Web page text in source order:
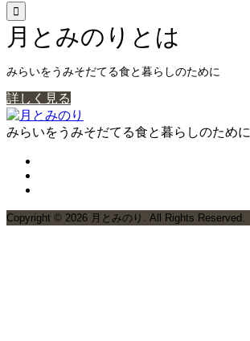

月とみのりとは
みらいをうみそだてる食と暮らしのために
詳しく見る
みらいをうみそだてる食と暮らしのために
Copyright © 2026 月とみのり. All Rights Reserved.